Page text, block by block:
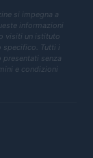
si impegna a
informazioni
visiti un istituto
specifico. Tutti i
senza
e condizioni